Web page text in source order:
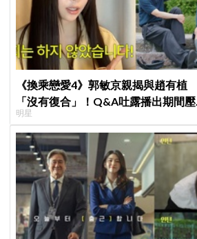
《換乘戀愛4》郭敏京親揭與趙有植
「沒有復合」！Q&A吐露播出期間壓
力爆表，曾因惡評失眠
明星